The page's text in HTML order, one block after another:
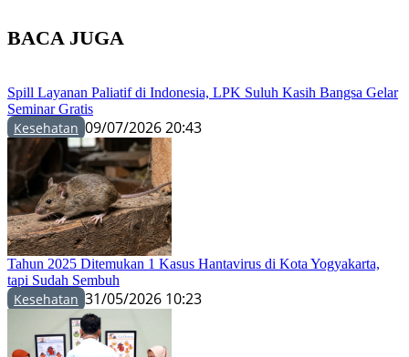
BACA JUGA
Spill Layanan Paliatif di Indonesia, LPK Suluh Kasih Bangsa Gelar
Seminar Gratis
Kesehatan 09/07/2026 20:43
Tahun 2025 Ditemukan 1 Kasus Hantavirus di Kota Yogyakarta,
tapi Sudah Sembuh
Kesehatan 31/05/2026 10:23